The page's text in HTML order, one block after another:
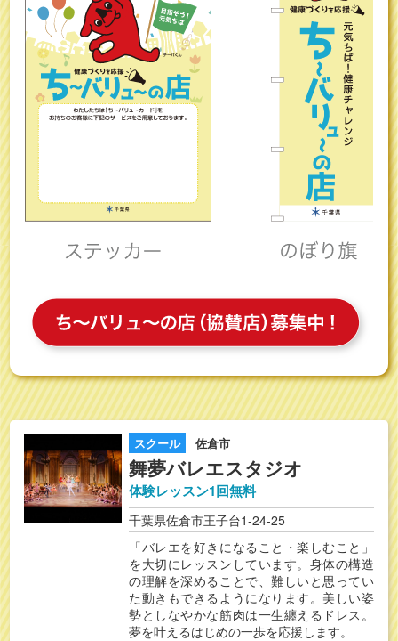
スクール 佐倉市
舞夢バレエスタジオ
体験レッスン1回無料
千葉県佐倉市王子台1-24-25
「バレエを好きになること・楽しむこと」
を大切にレッスンしています。身体の構造
の理解を深めることで、難しいと思ってい
た動きもできるようになります。美しい姿
勢としなやかな筋肉は一生纏えるドレス。
夢を叶えるはじめの一歩を応援します。